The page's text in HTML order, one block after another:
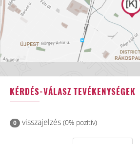
KÉRDÉS-VÁLASZ TEVÉKENYSÉGEK
0 visszajelzés (0% pozitív)